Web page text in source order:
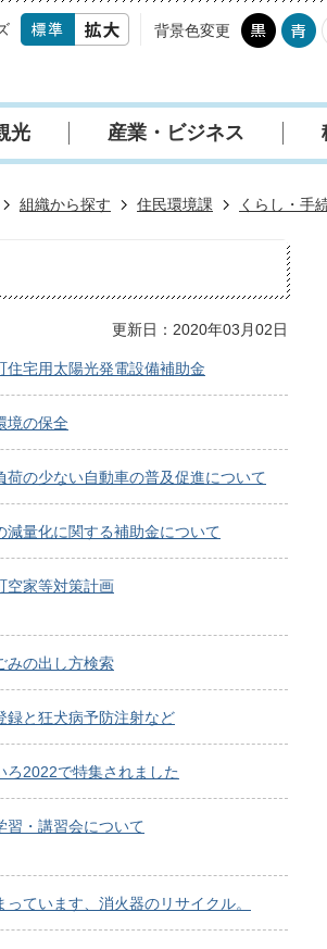
背景色変更
光 産業・ビジネス
組織から探す 住民環境課 くらし・手
更新日：2020年03月02日
住宅用太陽光発電設備補助金
境の保全
荷の少ない自動車の普及促進について
減量化に関する補助金について
空家等対策計画
みの出し方検索
録と狂犬病予防注射など
ろ2022で特集されました
習・講習会について
っています、消火器のリサイクル。